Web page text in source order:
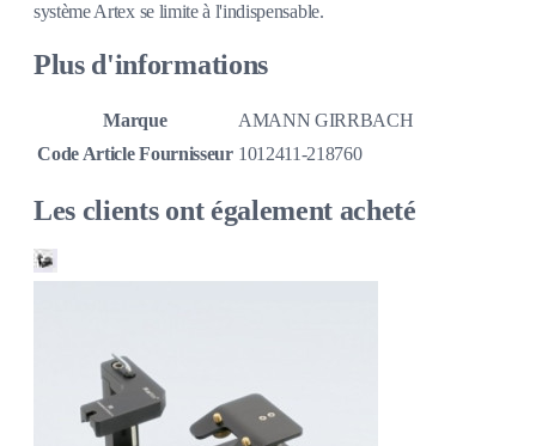
système Artex se limite à l'indispensable.
Plus d'informations
Marque
AMANN GIRRBACH
Code Article Fournisseur 1012411-218760
Les clients ont également acheté